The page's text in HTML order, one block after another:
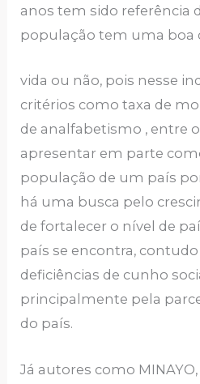
anos tem sido referência
população tem uma boa
vida ou não, pois nesse
critérios como taxa de
de analfabetismo , entre
apresentar em parte
população de um país
há uma busca pelo
de fortalecer o nível de
país se encontra, contudo
deficiências de cunho
principalmente pela
do país.
Já autores como MINAYO,